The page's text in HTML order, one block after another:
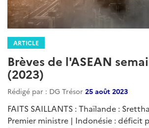
ARTICLE
Brèves de l'ASEAN
(2023)
Rédigé par : DG Trésor 25 août 2023
FAITS SAILLANTS : Thaïlande :
Premier ministre | Indonésie : déficit